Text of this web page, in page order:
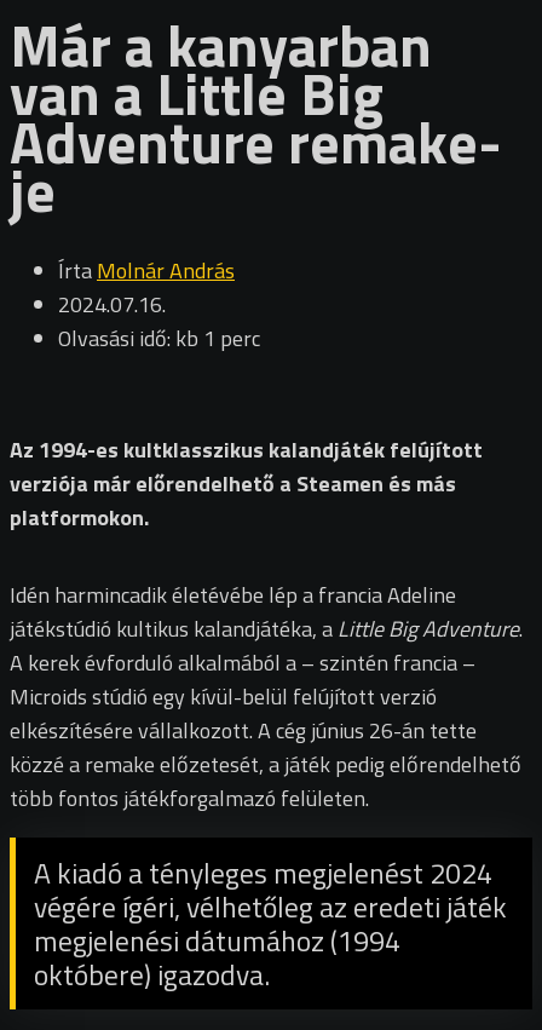
Már a kanyarban
van a Little Big
Adventure remake-
je
ÍrtaMolnár András
2024.07.16.
Olvasási idő: kb 1 perc
Az 1994-es kultklasszikus kalandjáték felújított
verziója már előrendelhető a Steamen és más
platformokon.
Idén harmincadik életévébe lép a francia Adeline
játékstúdió kultikus kalandjátéka, aLittle Big Adventure.
A kerek évforduló alkalmából a – szintén francia –
Microids stúdió egy kívül-belül felújított verzió
elkészítésére vállalkozott. A cég június 26-án tette
közzé a remake előzetesét, a játék pedig előrendelhető
több fontos játékforgalmazó felületen.
A kiadó a tényleges megjelenést 2024
végére ígéri, vélhetőleg az eredeti játék
megjelenési dátumához (1994
októbere) igazodva.